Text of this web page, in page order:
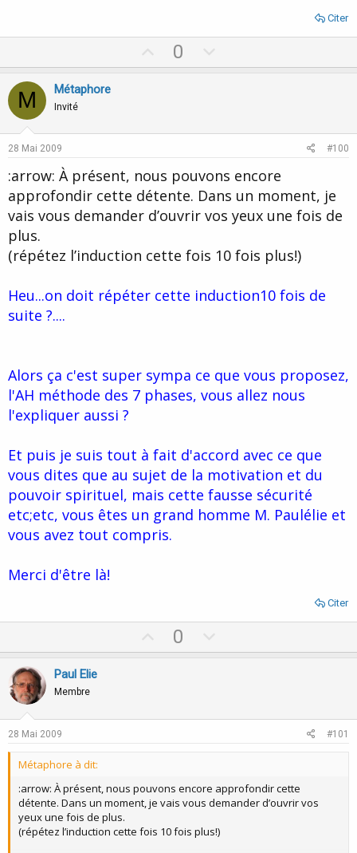
Citer
p
t
0
o
v
e
M Métaphore
Invité
28 Mai 2009 #100
:arrow: À présent, nous pouvons encore
approfondir cette détente. Dans un moment, je
vais vous demander d’ouvrir vos yeux une fois de
plus.
(répétez l’induction cette fois 10 fois plus!)
Heu...on doit répéter cette induction10 fois de
suite ?....
Alors ça c'est super sympa ce que vous proposez,
l'AH méthode des 7 phases, vous allez nous
l'expliquer aussi ?
Et puis je suis tout à fait d'accord avec ce que
vous dites que au sujet de la motivation et du
pouvoir spirituel, mais cette fausse sécurité
etc;etc, vous êtes un grand homme M. Paulélie et
vous avez tout compris.
Merci d'être là!
Citer
p
0
o
Paul Elie
Membre
28 Mai 2009 #101
Métaphore à dit:
:arrow: À présent, nous pouvons encore approfondir cette
détente. Dans un moment, je vais vous demander d’ouvrir vos
yeux une fois de plus.
(répétez l’induction cette fois 10 fois plus!)